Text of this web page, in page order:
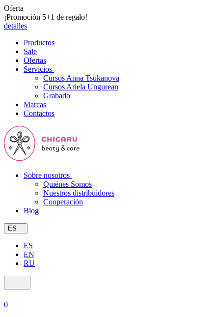
Oferta
¡Promoción 5+1 de regalo!
detalles
Productos
Sale
Ofertas
Servicios
Cursos Anna Tsukanova
Cursos Ariela Ungurean
Grabado
Marcas
Contactos
Sobre nosotros
Quiénes Somos
Nuestros distribuidores
Cooperación
Blog
ES
ES
EN
RU
0